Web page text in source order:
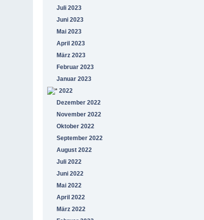
Juli 2023
Juni 2023
Mai 2023
April 2023
März 2023
Februar 2023
Januar 2023
2022
Dezember 2022
November 2022
Oktober 2022
September 2022
August 2022
Juli 2022
Juni 2022
Mai 2022
April 2022
März 2022